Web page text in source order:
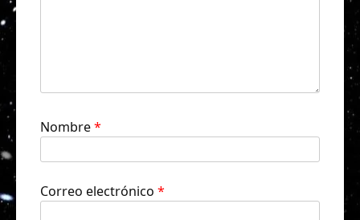
Nombre*
Correo electrónico *